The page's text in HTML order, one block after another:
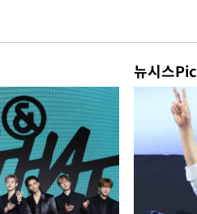
뉴시스Pic